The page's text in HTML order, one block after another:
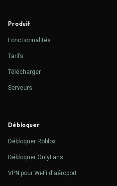
Produit
Fonctionnalités
Tarifs
Télécharger
Serveurs
Débloquer
Débloquer Roblox
Débloquer OnlyFans
VPN pour Wi-Fi d'aéroport